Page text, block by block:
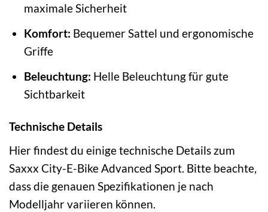
maximale Sicherheit
Komfort: Bequemer Sattel und ergonomische
Griffe
Beleuchtung: Helle Beleuchtung für gute
Sichtbarkeit
Technische Details
Hier findest du einige technische Details zum
Saxxx City-E-Bike Advanced Sport. Bitte beachte,
dass die genauen Spezifikationen je nach
Modelljahr variieren können.